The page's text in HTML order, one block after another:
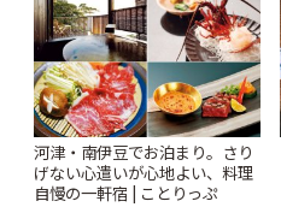
河津・南伊豆でお泊まり。さり
げない心遣いが心地よい、料理
自慢の一軒宿 | ことりっぷ